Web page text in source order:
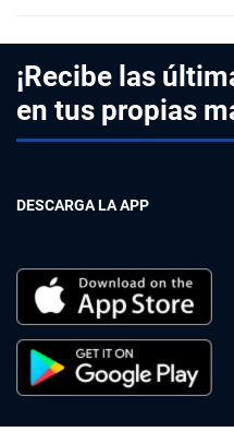
¡Recibe las
en tus propias
DESCARGA LA APP